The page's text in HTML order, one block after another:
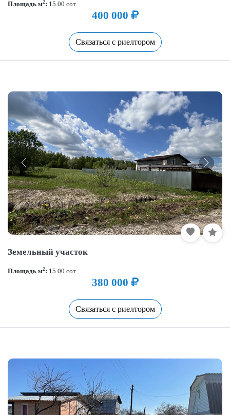
Площадь м2: 15.00 сот.
400 000
Связаться с риелтором
Земельный участок
Площадь м2: 15.00 сот.
380 000
Связаться с риелтором